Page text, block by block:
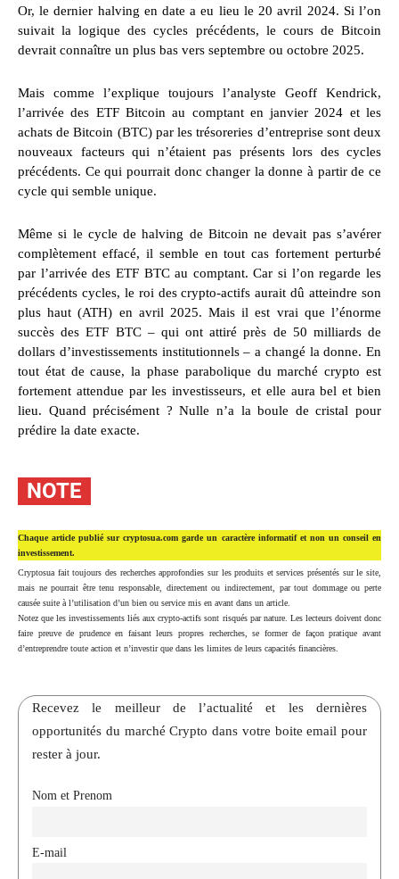
Or, le dernier halving en date a eu lieu le 20 avril 2024. Si l’on
suivait la logique des cycles précédents, le cours de Bitcoin
devrait connaître un plus bas vers septembre ou octobre 2025.
Mais comme l’explique toujours l’analyste Geoff Kendrick,
l’arrivée des ETF Bitcoin au comptant en janvier 2024 et les
achats de Bitcoin (BTC) par les trésoreries d’entreprise sont deux
nouveaux facteurs qui n’étaient pas présents lors des cycles
précédents. Ce qui pourrait donc changer la donne à partir de ce
cycle qui semble unique.
Même si le cycle de halving de Bitcoin ne devait pas s’avérer
complètement effacé, il semble en tout cas fortement perturbé
par l’arrivée des ETF BTC au comptant. Car si l’on regarde les
précédents cycles, le roi des crypto-actifs aurait dû atteindre son
plus haut (ATH) en avril 2025. Mais il est vrai que l’énorme
succès des ETF BTC – qui ont attiré près de 50 milliards de
dollars d’investissements institutionnels – a changé la donne. En
tout état de cause, la phase parabolique du marché crypto est
fortement attendue par les investisseurs, et elle aura bel et bien
lieu. Quand précisément ? Nulle n’a la boule de cristal pour
prédire la date exacte.
NOTE
Chaque article publié sur cryptosua.com garde un caractère informatif et non un conseil en
investissement.
Cryptosua fait toujours des recherches approfondies sur les produits et services présentés sur le site,
mais ne pourrait être tenu responsable, directement ou indirectement, par tout dommage ou perte
causée suite à l’utilisation d’un bien ou service mis en avant dans un article.
Notez que les investissements liés aux crypto-actifs sont risqués par nature. Les lecteurs doivent donc
faire preuve de prudence en faisant leurs propres recherches, se former de façon pratique avant
d’entreprendre toute action et n’investir que dans les limites de leurs capacités financières.
Recevez le meilleur de l’actualité et les dernières
opportunités du marché Crypto dans votre boite email pour
rester à jour.
Nom et Prenom
E-mail